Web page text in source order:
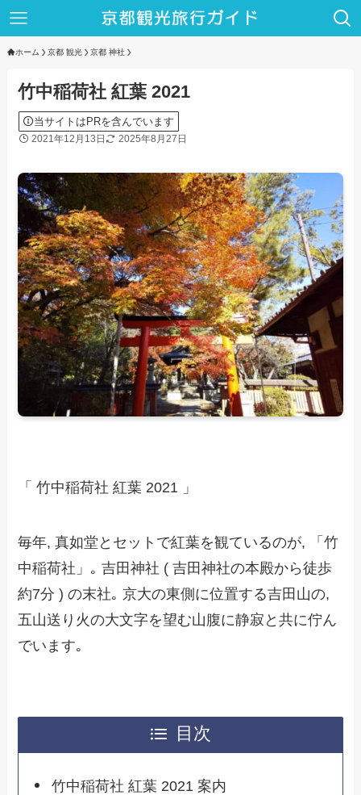
ホーム 京都 観光 京都 神社
竹中稲荷社 紅葉 2021
当サイトはPRを含んでいます
2021年12月13日 2025年8月27日
「 竹中稲荷社 紅葉 2021 」
毎年, 真如堂とセットで紅葉を観ているのが, 「竹
中稲荷社」｡ 吉田神社 ( 吉田神社の本殿から徒歩
約7分 ) の末社｡ 京大の東側に位置する吉田山の,
五山送り火の大文字を望む山腹に静寂と共に佇ん
でいます｡
目次
竹中稲荷社 紅葉 2021 案内